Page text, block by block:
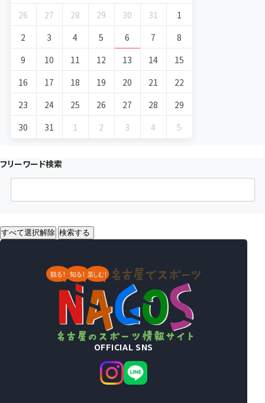
26 27 28 29 30 31
1
2
3 4 5 6 7
8
9
10 11 12 13 14
15
16
17 18 19 20 21
22
23
24 25 26 27 28
29
30
31 1 2 3 4 5
フリーワード検索
すべて選択解除 検索する
OFFICIAL SNS